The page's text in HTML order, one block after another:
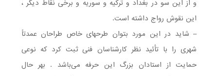
و از این سو در بغداد و ترکیه و سوریه و برخی نقاط دیگر ،
این نقوش رواج داشته است.
– شاید در این مورد بتوان طرحهای خاص طراحان عمدتاً
شهری را با تأئید نظر کارشناسان فنی ثبت کرد که نوعی
حمایت از استادان بزرگ این حرفه می‌باشد . بهر حال